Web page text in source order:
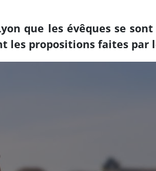
que les évêques se
les propositions faites